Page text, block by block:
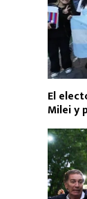
El
Milei y